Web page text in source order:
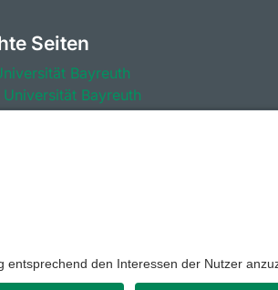
Seiten
Bayreuth
Bayreuth
Kontakt Barrierefreiheitserklärung